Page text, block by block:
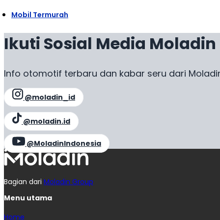
Mobil Termurah
Ikuti Sosial Media Moladin
Info otomotif terbaru dan kabar seru dari
@moladin_id
@moladin.id
@MoladinIndonesia
Bagian dari Moladin Group
Menu utama
Home